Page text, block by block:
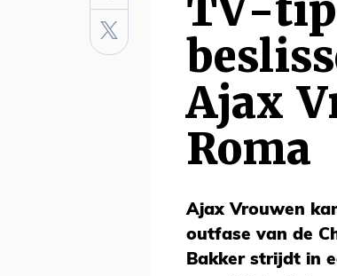
Ajax
Roma
Ajax Vrouwen
outfase van de
Bakker strijdt in